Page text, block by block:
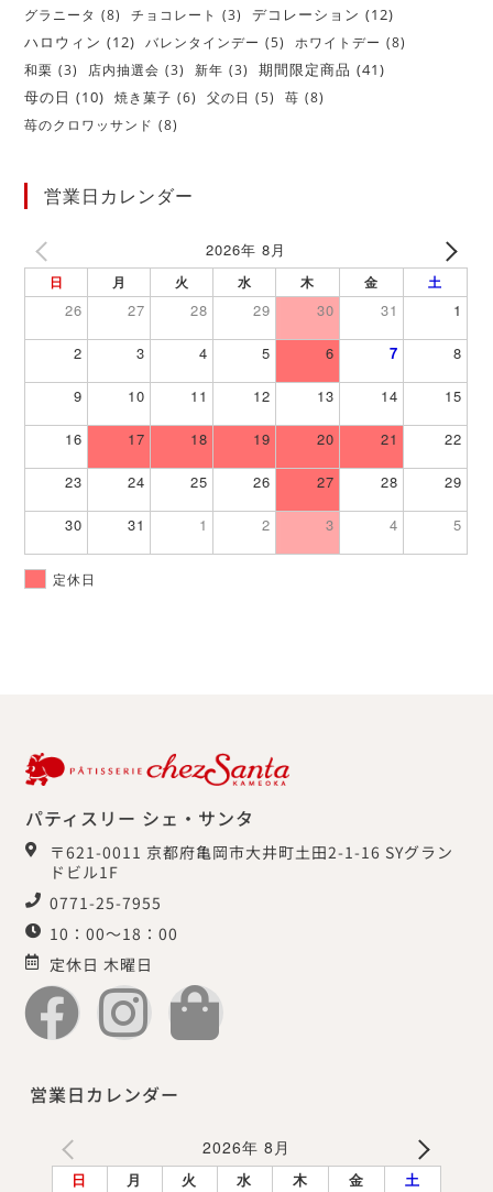
グラニータ (8) チョコレート (3) デコレーション (12)
ハロウィン (12) バレンタインデー (5) ホワイトデー (8)
和栗 (3) 店内抽選会 (3) 新年 (3) 期間限定商品 (41)
母の日 (10) 焼き菓子 (6) 父の日 (5) 苺 (8)
苺のクロワッサンド (8)
営業日カレンダー
2026年 8月
日 月 火 水 木 金 土
26 27 28 29 30 31 1
2 3 4 5 6 7 8
9 10 11 12 13 14 15
16 17 18 19 20 21 22
23 24 25 26 27 28 29
30 31 1 2 3 4 5
定休日
パティスリー シェ・サンタ
〒621-0011 京都府亀岡市大井町土田2-1-16 SYグラン
ドビル1F
0771-25-7955
10：00～18：00
定休日 木曜日
営業日カレンダー
2026年 8月
日 月 火 水 木 金 土